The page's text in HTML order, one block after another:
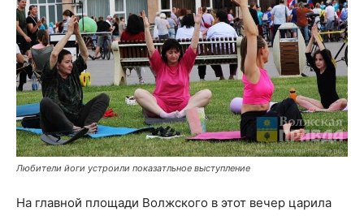
Любители йоги устроили показатльное выступление
На главной площади Волжского в этот вечер царила